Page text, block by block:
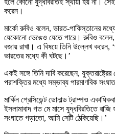
হলে কোনো যুদ্ধবিরতিই স্থায়ী হয় না।
করেন।
মার্কো রুবিও বলেন, ভারত-পাকিস্তানের
যেকোনো ভেঙেও যেতে পারে। রুবিও বলেন,
বজায় রাখা। এ বিষয়ে তিনি উল্লেখ করেন,
ভারতের মধ্যে কী ঘটছে।’
একই সঙ্গে তিনি দাবি করেছেন, যুক্তরাষ্ট্রের
পরাশক্তির মধ্যে সম্ভাব্য পারমাণবিক
মার্কিন প্রেসিডেন্ট ডোনাল্ড ট্রাম্পও
ইসলামাবাদ গত মে মাসে যুদ্ধবিরতিতে
সংঘাতে গড়াতো, আমি সেটি ঠেকিয়েছি।’